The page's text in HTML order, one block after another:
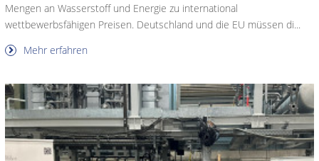
Mengen an Wasserstoff und Energie zu international
wettbewerbsfähigen Preisen. Deutschland und die EU müssen di...
Mehr erfahren